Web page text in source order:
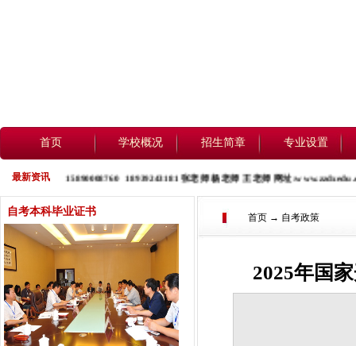
首页 学校概况 招生简章 专业设置
最新资讯1589000876018939243181张老师 杨老师 王老师 网址:
自考本科毕业证书 首页 → 自考政策
2025年国